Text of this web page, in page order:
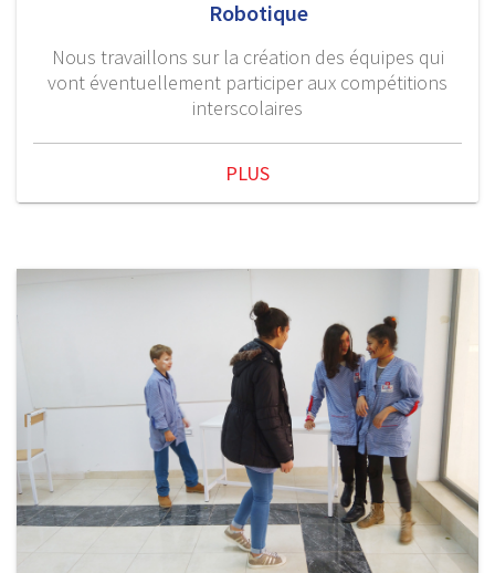
Robotique
Nous travaillons sur la création des équipes qui
vont éventuellement participer aux compétitions
interscolaires
PLUS